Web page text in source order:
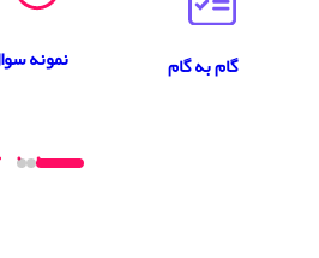
گام به گام نمونه